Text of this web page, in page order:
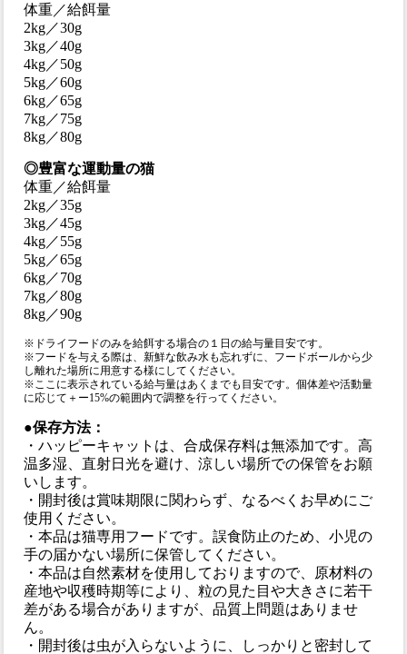
体重／給餌量
2kg／30g
3kg／40g
4kg／50g
5kg／60g
6kg／65g
7kg／75g
8kg／80g
◎豊富な運動量の猫
体重／給餌量
2kg／35g
3kg／45g
4kg／55g
5kg／65g
6kg／70g
7kg／80g
8kg／90g
※ドライフードのみを給餌する場合の１日の給与量目安です。
※フードを与える際は、新鮮な飲み水も忘れずに、フードボールから少
し離れた場所に用意する様にしてください。
※ここに表示されている給与量はあくまでも目安です。個体差や活動量
に応じて＋ー15%の範囲内で調整を行ってください。
●保存方法：
・ハッピーキャットは、合成保存料は無添加です。高
温多湿、直射日光を避け、涼しい場所での保管をお願
いします。
・開封後は賞味期限に関わらず、なるべくお早めにご
使用ください。
・本品は猫専用フードです。誤食防止のため、小児の
手の届かない場所に保管してください。
・本品は自然素材を使用しておりますので、原材料の
産地や収穫時期等により、粒の見た目や大きさに若干
差がある場合がありますが、品質上問題はありませ
ん。
・開封後は虫が入らないように、しっかりと密封して